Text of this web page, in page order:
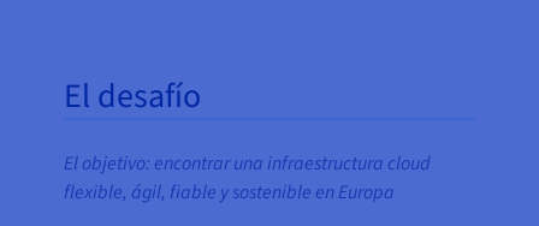
El desafío
El objetivo: encontrar una infraestructura cloud
flexible, ágil, fiable y sostenible en Europa